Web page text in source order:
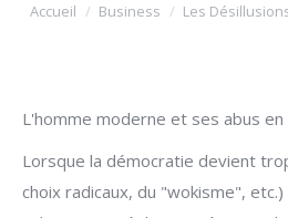
Vous êtes ici :
Accueil Business Les
L'homme moderne et ses abus
Lorsque la démocratie devient
choix radicaux, du "wokisme",